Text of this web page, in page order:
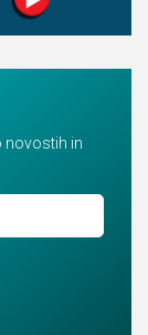
novostih in